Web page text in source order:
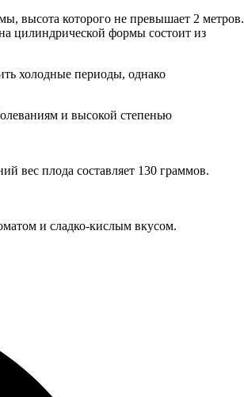
высота которого не превышает 2 метров.
цилиндрической формы состоит из
холодные периоды, однако
и высокой степенью
вес плода составляет 130 граммов.
и сладко-кислым вкусом.